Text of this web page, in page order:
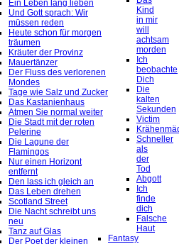
Ein Leben lang lieben
Und Gott sprach: Wir
müssen reden
Heute schon für morgen
träumen
Kräuter der Provinz
Mauertänzer
Der Fluss des verlorenen
Mondes
Tage wie Salz und Zucker
Das Kastanienhaus
Atmen Sie normal weiter
Die Stadt mit der roten
Pelerine
Die Lagune der
Flamingos
Nur einen Horizont
entfernt
Den lass ich gleich an
Das Leben drehen
Scotland Street
Die Nacht schreibt uns
neu
Tanz auf Glas
Der Poet der kleinen
Kind
in mir
will
achtsam
morden
Ich
beobachte
Dich
Die
kalten
Sekunden
Victim
Schneller
als
der
Tod
Abgott
Ich
finde
dich
Falsche
Haut
Fantasy